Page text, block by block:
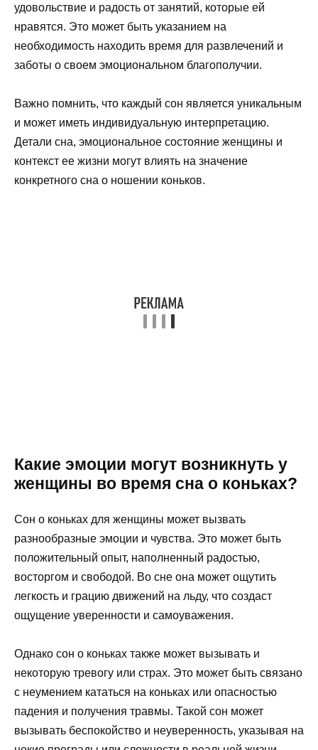
удовольствие и радость от занятий, которые ей
нравятся. Это может быть указанием на
необходимость находить время для развлечений и
заботы о своем эмоциональном благополучии.
Важно помнить, что каждый сон является уникальным
и может иметь индивидуальную интерпретацию.
Детали сна, эмоциональное состояние женщины и
контекст ее жизни могут влиять на значение
конкретного сна о ношении коньков.
Какие эмоции могут возникнуть у
женщины во время сна о коньках?
Сон о коньках для женщины может вызвать
разнообразные эмоции и чувства. Это может быть
положительный опыт, наполненный радостью,
восторгом и свободой. Во сне она может ощутить
легкость и грацию движений на льду, что создаст
ощущение уверенности и самоуважения.
Однако сон о коньках также может вызывать и
некоторую тревогу или страх. Это может быть связано
с неумением кататься на коньках или опасностью
падения и получения травмы. Такой сон может
вызывать беспокойство и неуверенность, указывая на